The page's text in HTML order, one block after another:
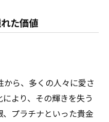
た価値
ら、多くの人々に愛さ
より、その輝きを失う
プラチナといった貴金